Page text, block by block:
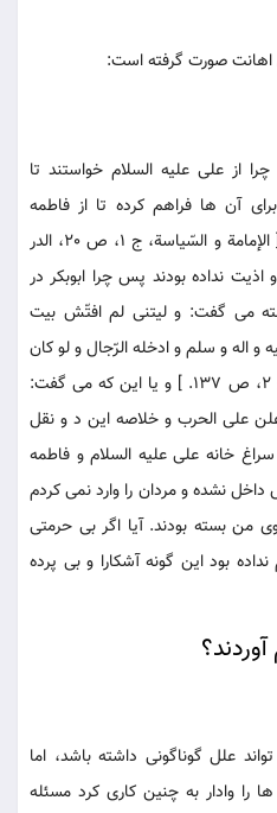
اهانت صورت گرفته است:
از على عليه السلام خواستند تا
آن ها فراهم كرده تا از فاطمه
عليهاالسلام معذرت خواهى كنند. [ الإمامة و السّياسة، ج 1، ص 20، الدر
آزار و اذيت نداده بودند پس چرا ابوبكر در
مى گفت: و ليتنى لم افتّش بيت
و اله و سلم و ادخله الرّجال و لو كان
اغلق على حرب [تا ريخ يعقوبى، ج 2، ص 137. ] و يا اين كه مى گفت:
على الحرب و خلاصه اين د و نقل
خانه على عليه السلام و فاطمه
داخل نشده و مردان را وارد نمى كردم
من بسته بودند. آيا اگر بى حرمتى
بود اين گونه آشكارا و بى پرده
علل گوناگونى داشته باشد، اما
را وادار به چنين كارى كرد مسئله